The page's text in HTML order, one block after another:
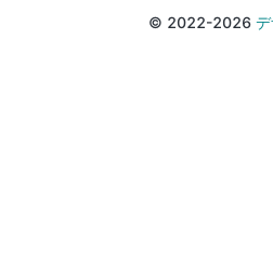
© 2022-2026